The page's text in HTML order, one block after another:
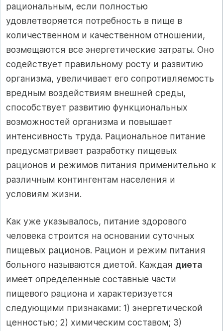
рациональным, если полностью
удовлетворяется потребность в пище в
количественном и качественном отношении,
возмещаются все энергетические затраты. Оно
содействует правильному росту и развитию
организма, увеличивает его сопротивляемость
вредным воздействиям внешней среды,
способствует развитию функциональных
возможностей организма и повышает
интенсивность труда. Рациональное питание
предусматривает разработку пищевых
рационов и режимов питания применительно к
различным контингентам населения и
условиям жизни.
Как уже указывалось, питание здорового
человека строится на основании суточных
пищевых рационов. Рацион и режим питания
больного называются диетой. Каждая диета
имеет определенные составные части
пищевого рациона и характеризуется
следующими признаками: 1) энергетической
ценностью; 2) химическим составом; 3)